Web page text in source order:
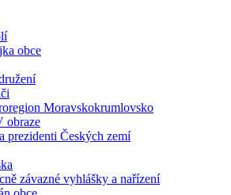
obce
Moravskokrumlovsko
obraze
prezidenti Českých zemí
závazné vyhlášky a nařízení